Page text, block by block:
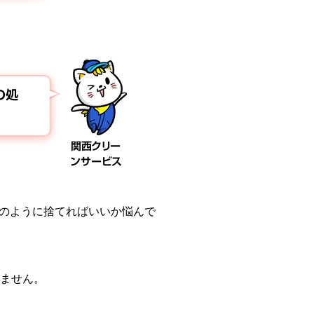
関西クリー
ンサービス
処
ように捨てればいいか悩んで
せん。